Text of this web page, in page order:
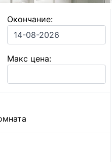
Окончание:
Макс цена: